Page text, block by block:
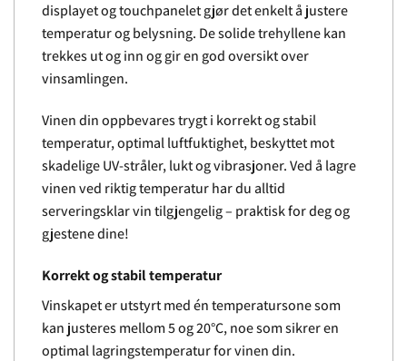
displayet og touchpanelet gjør det enkelt å justere
temperatur og belysning. De solide trehyllene kan
trekkes ut og inn og gir en god oversikt over
vinsamlingen.
Vinen din oppbevares trygt i korrekt og stabil
temperatur, optimal luftfuktighet, beskyttet mot
skadelige UV-stråler, lukt og vibrasjoner. Ved å lagre
vinen ved riktig temperatur har du alltid
serveringsklar vin tilgjengelig – praktisk for deg og
gjestene dine!
Korrekt og stabil temperatur
Vinskapet er utstyrt med én temperatursone som
kan justeres mellom 5 og 20°C, noe som sikrer en
optimal lagringstemperatur for vinen din.